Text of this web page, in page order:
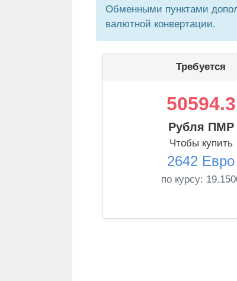
Обменными пунктами
валютной конвертации.
Требуется
50594.3
Рубля ПМР
Чтобы купить
2642 Евро
по курсу: